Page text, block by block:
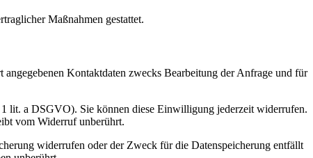
Maßnahmen gestattet.
Kontaktdaten zwecks Bearbeitung der Anfrage und für
lit. a DSGVO). Sie können diese Einwilligung jederzeit widerrufen.
vom Widerruf unberührt.
widerrufen oder der Zweck für die Datenspeicherung entfällt